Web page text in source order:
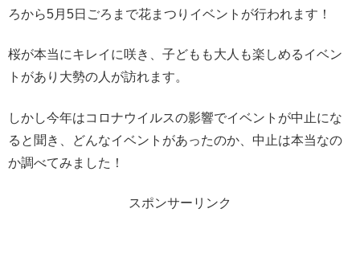
ろから5月5日ごろまで花まつりイベントが行われます！
桜が本当にキレイに咲き、子どもも大人も楽しめるイベン
トがあり大勢の人が訪れます。
しかし今年はコロナウイルスの影響でイベントが中止にな
ると聞き、どんなイベントがあったのか、中止は本当なの
か調べてみました！
スポンサーリンク